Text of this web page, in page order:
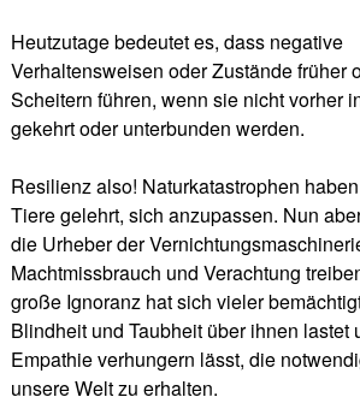
Heutzutage bedeutet es, dass negative
Verhaltensweisen oder Zustände früher
Scheitern führen, wenn sie nicht vorher
gekehrt oder unterbunden werden.
Resilienz also! Naturkatastrophen
Tiere gelehrt, sich anzupassen. Nun
die Urheber der
Machtmissbrauch und Verachtung
große Ignoranz hat sich vieler
Blindheit und Taubheit über ihnen lastet
Empathie verhungern lässt, die
unsere Welt zu erhalten.